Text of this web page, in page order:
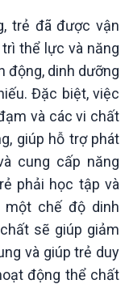
trẻ đã được vận
thể lực và năng
động, dinh dưỡng
Đặc biệt, việc
và các vi chất
giúp hỗ trợ phát
cung cấp năng
phải học tập và
một chế độ dinh
sẽ giúp giảm
và giúp trẻ duy
động thể chất